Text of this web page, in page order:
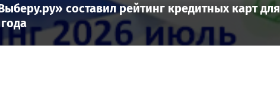
составил рейтинг кредитных карт для